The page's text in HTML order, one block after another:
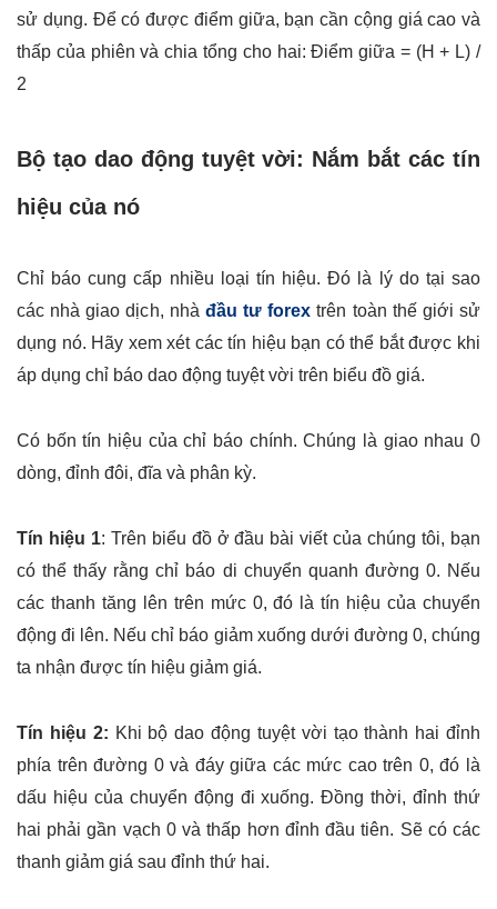
sử dụng. Để có được điểm giữa, bạn cần cộng giá cao và
thấp của phiên và chia tổng cho hai: Điểm giữa = (H + L) /
2
Bộ tạo dao động tuyệt vời: Nắm bắt các tín
hiệu của nó
Chỉ báo cung cấp nhiều loại tín hiệu. Đó là lý do tại sao
các nhà giao dịch, nhà đầu tư forex trên toàn thế giới sử
dụng nó. Hãy xem xét các tín hiệu bạn có thể bắt được khi
áp dụng chỉ báo dao động tuyệt vời trên biểu đồ giá.
Có bốn tín hiệu của chỉ báo chính. Chúng là giao nhau 0
dòng, đỉnh đôi, đĩa và phân kỳ.
Tín hiệu 1: Trên biểu đồ ở đầu bài viết của chúng tôi, bạn
có thể thấy rằng chỉ báo di chuyển quanh đường 0. Nếu
các thanh tăng lên trên mức 0, đó là tín hiệu của chuyển
động đi lên. Nếu chỉ báo giảm xuống dưới đường 0, chúng
ta nhận được tín hiệu giảm giá.
Tín hiệu 2: Khi bộ dao động tuyệt vời tạo thành hai đỉnh
phía trên đường 0 và đáy giữa các mức cao trên 0, đó là
dấu hiệu của chuyển động đi xuống. Đồng thời, đỉnh thứ
hai phải gần vạch 0 và thấp hơn đỉnh đầu tiên. Sẽ có các
thanh giảm giá sau đỉnh thứ hai.